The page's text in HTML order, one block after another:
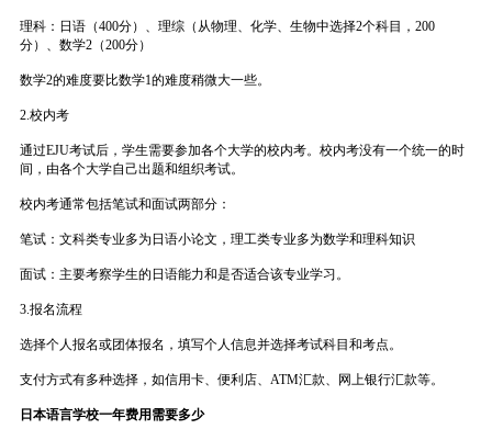
理科：日语（400分）、理综（从物理、化学、生物中选择2个科目，200
分）、数学2（200分）
数学2的难度要比数学1的难度稍微大一些。
2.校内考
通过EJU考试后，学生需要参加各个大学的校内考。校内考没有一个统一的时
间，由各个大学自己出题和组织考试。
校内考通常包括笔试和面试两部分：
笔试：文科类专业多为日语小论文，理工类专业多为数学和理科知识
面试：主要考察学生的日语能力和是否适合该专业学习。
3.报名流程
选择个人报名或团体报名，填写个人信息并选择考试科目和考点。
支付方式有多种选择，如信用卡、便利店、ATM汇款、网上银行汇款等。
日本语言学校一年费用需要多少